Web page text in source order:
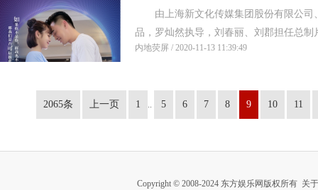
由上海新文化传媒集团股份有限公司
品，罗灿然执导，刘春丽、刘郡担任总制
内地荧屏 / 2020-11-13 11:39:49
2065条 上一页 1 .. 5 6 7 8 9 10 11
Copyright © 2008-2024 东方娱乐网版权所有 关